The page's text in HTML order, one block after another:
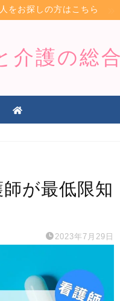
をお探しの方はこちら
介護の総
が最低限知
2023年7月29日